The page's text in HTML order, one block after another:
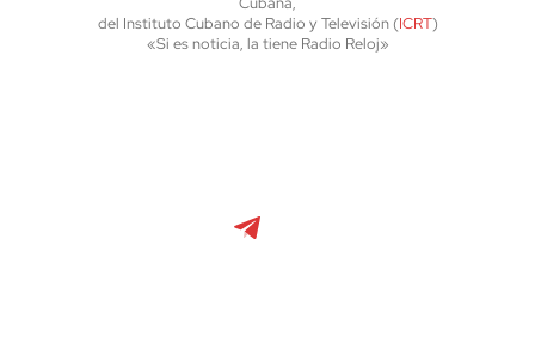
del Instituto Cubano de Radio y Televisión (ICRT)
«Si es noticia, la tiene Radio Reloj»